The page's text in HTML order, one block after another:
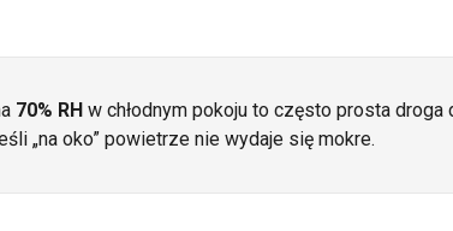
70% RH w chłodnym pokoju to często prosta droga
„na oko” powietrze nie wydaje się mokre.